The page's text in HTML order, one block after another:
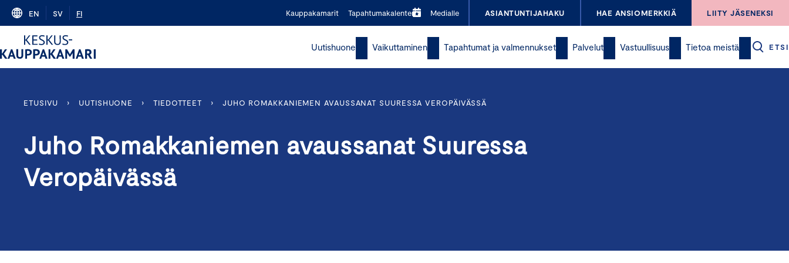
Skip
content
EN SV FI Kauppakamarit Tapahtumakalenteri Medialle ASIANTUNTIJAHAKU HAE ANSIOMERKKIÄ LIITY JÄSENEKSI
Uutishuone Vaikuttaminen Tapahtumat ja valmennukset Palvelut Vastuullisuus Tietoa meistä ETSI
ETUSIVU › UUTISHUONE › TIEDOTTEET › JUHO ROMAKKANIEMEN AVAUSSANAT SUURESSA VEROPÄIVÄSSÄ
Juho Romakkaniemen avaussanat Suuressa
Veropäivässä